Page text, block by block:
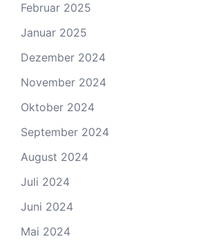
Februar 2025
Januar 2025
Dezember 2024
November 2024
Oktober 2024
September 2024
August 2024
Juli 2024
Juni 2024
Mai 2024